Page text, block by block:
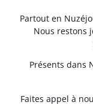
Partout en
Nous restons
Présents dans
Faites appel à